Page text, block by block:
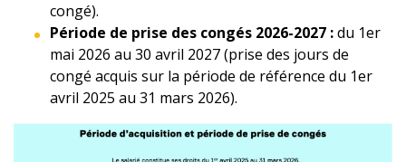
congé).
Période de prise des congés 2026-2027 :du 1er
mai 2026 au 30 avril 2027 (prise des jours de
congé acquis sur la période de référence du 1er
avril 2025 au 31 mars 2026).